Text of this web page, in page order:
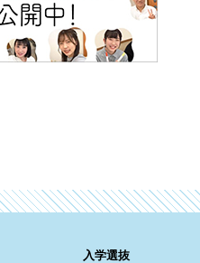
入学選抜